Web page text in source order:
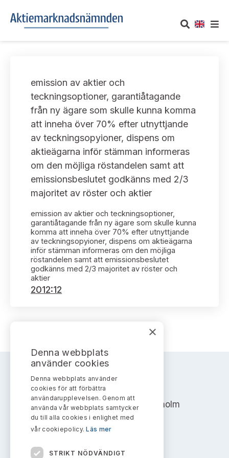
Om oss
Vårt uppdrag
Informationsgivning
Arbetssätt och jävsfrågor
Stadgar
Arbetsordning
Ledamöter
Huvudmän
Verksamhetsberättelser
UTTALANDEN
Om nämndens uttalanden
Framställningar och konsultation
Uttalanden sorterade efter publiceringsdatum
Samtliga uttalanden sorterade årsvis
Uttalanden sorterade ämnesvis
Sök uttalanden
Avgifter
TAKEOVER-REGLER
Takeover-regler för reglerade marknader och vissa
handelsplattformar
AKTUELLT
Nyheter och pressmeddelanden
Bildarkiv
KONTAKT
Kontakt angående ansökningar och uttalanden
Kontakt administrativa ärenden
emission av aktier och
teckningsoptioner, garantiåtagande
från ny ägare som skulle kunna komma
att inneha över 70% efter utnyttjande
av teckningsopyioner, dispens om
aktieägarna inför stämman informeras
om den möjliga röstandelen samt att
emissionsbeslutet godkänns med 2/3
majoritet av röster och aktier
emission av aktier och teckningsoptioner,
garantiåtagande från ny ägare som skulle kunna
komma att inneha över 70% efter utnyttjande
av teckningsopyioner, dispens om aktieägarna
inför stämman informeras om den möjliga
röstandelen samt att emissionsbeslutet
godkänns med 2/3 majoritet av röster och
aktier
2012:12
AKTIEMARKNADSNÄMNDEN
Address: Box 7354, 103 90 Stockholm
info@aktiemarknadsnamnden.se
×
Denna webbplats
använder cookies
Denna webbplats använder
cookies för att förbättra
användarupplevelsen. Genom att
använda vår webbplats samtycker
du till alla cookies i enlighet med
vår cookiepolicy.Läs mer
STRIKT NÖDVÄNDIGT